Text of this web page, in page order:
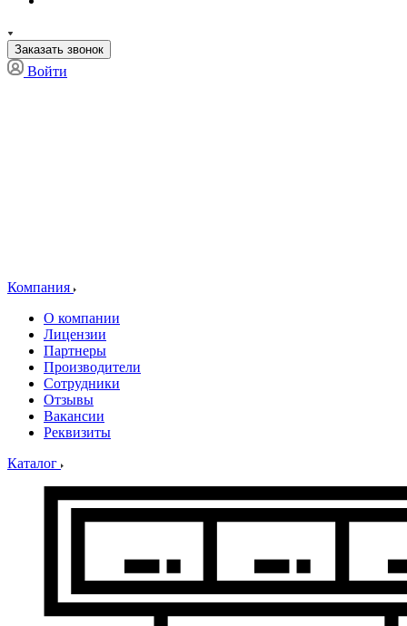
Заказать звонок
Войти
Компания
О компании
Лицензии
Партнеры
Производители
Сотрудники
Отзывы
Вакансии
Реквизиты
Каталог